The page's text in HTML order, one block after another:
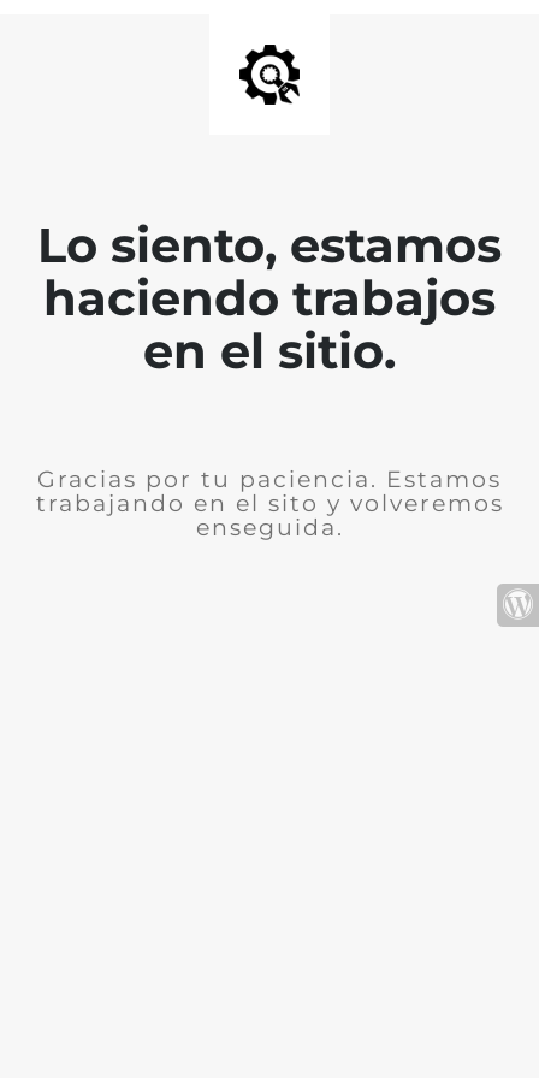
Lo siento, estamos
haciendo trabajos
en el sitio.
Gracias por tu paciencia. Estamos
trabajando en el sito y volveremos
enseguida.